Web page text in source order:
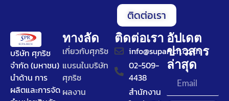
ติดต่อเรา
บริษัท ศุภริช
จำกัด (มหาชน)
นำด้าน การ
ผลิตและการจัด
ทางลัด
เกี่ยวกับศุภริช
แบรนในบริษัท
ศุภริช
ผลงาน
ติดต่อเรา
info@suparich.co.th
02-509-
4438
สำนักงาน
อัปเดต
ข่าวสาร
ล่าสุด